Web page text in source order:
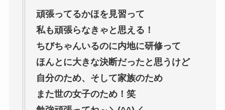
頑張ってるかほを見習って
私も頑張らなきゃと思える！
ちびちゃんいるのに内地に研修って
ほんとに大きな決断だったと思うけど
自分のため、そして家族のため
また世の女子のため！笑